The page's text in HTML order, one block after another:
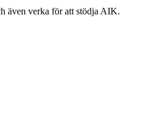
även verka för att stödja AIK.